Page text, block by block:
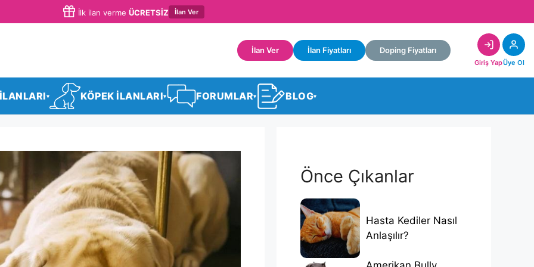
İlk ilan verme ÜCRETSİZ İlan Ver
İlan Ver İlan Fiyatları Doping Fiyatları
Giriş YapÜye Ol
▾ KÖPEK İLANLARI▾ FORUMLAR▾ BLOG▾
Önce Çıkanlar
Hasta Kediler Nasıl
Anlaşılır?